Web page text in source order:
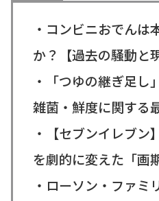
・コンビニおでんは
か？【過去の騒動と
・「つゆの継ぎ足し
雑菌・鮮度に関する
・【セブンイレブン
を劇的に変えた「画
・ローソン・ファミ